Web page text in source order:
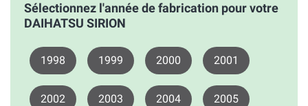
Sélectionnez l'année de fabrication pour votre
DAIHATSU SIRION
1998 1999 2000 2001
2002 2003 2004 2005